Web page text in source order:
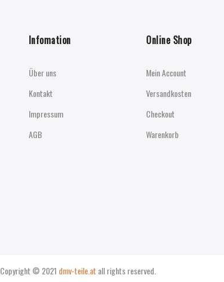
Infomation
Über uns
Kontakt
Impressum
AGB
Online Shop
Mein Account
Versandkosten
Checkout
Warenkorb
Copyright © 2021 dmv-teile.at all rights reserved.